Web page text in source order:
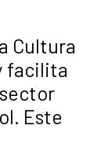
Cultura
facilita
Este